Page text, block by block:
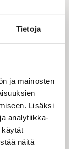
Tietoja
ja mainosten
Lisäksi
analytiikka-
käytät
näitä